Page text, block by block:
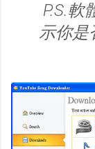
P.S.軟
示你是